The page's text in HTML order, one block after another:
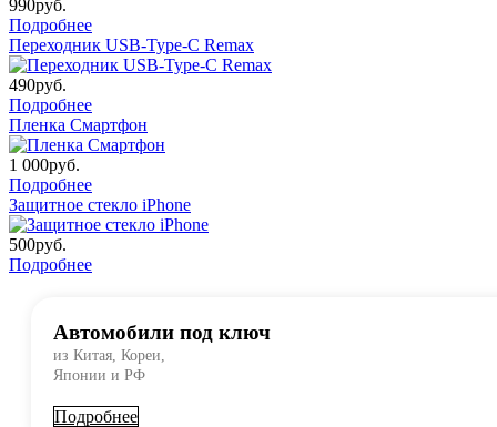
990руб.
Подробнее
Переходник USB-Type-C Remax
490руб.
Подробнее
Пленка Смартфон
1 000руб.
Подробнее
Защитное стекло iPhone
500руб.
Подробнее
Автомобили под ключ
из Китая, Кореи,
Японии и РФ
Подробнее